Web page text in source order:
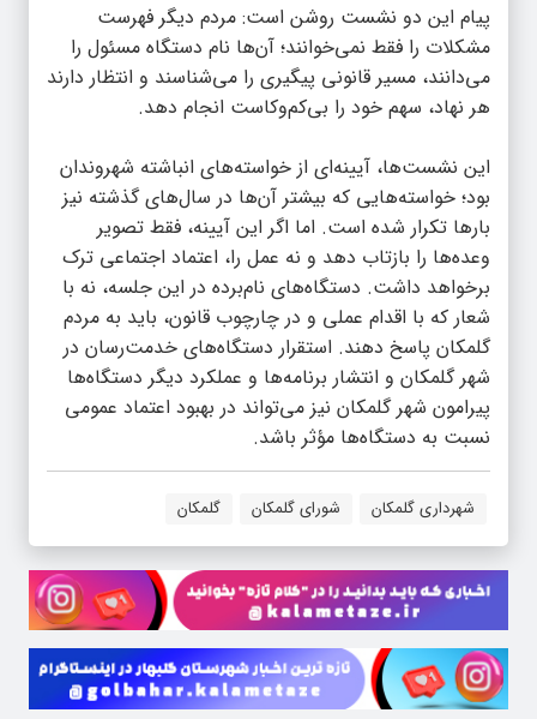
پیام این دو نشست روشن است: مردم دیگر فهرست
مشکلات را فقط نمی‌خوانند؛ آن‌ها نام دستگاه مسئول را
می‌دانند، مسیر قانونی پیگیری را می‌شناسند و انتظار دارند
هر نهاد، سهم خود را بی‌کم‌وکاست انجام دهد.
این نشست‌ها، آیینه‌ای از خواسته‌های انباشته شهروندان
بود؛ خواسته‌هایی که بیشتر آن‌ها در سال‌های گذشته نیز
بارها تکرار شده است. اما اگر این آیینه، فقط تصویر
وعده‌ها را بازتاب دهد و نه عمل را، اعتماد اجتماعی ترک
برخواهد داشت. دستگاه‌های نام‌برده در این جلسه، نه با
شعار که با اقدام عملی و در چارچوب قانون، باید به مردم
گلمکان پاسخ دهند. استقرار دستگاه‌های خدمت‌رسان در
شهر گلمکان و انتشار برنامه‌ها و عملکرد دیگر دستگاه‌ها
پیرامون شهر گلمکان نیز می‌تواند در بهبود اعتماد عمومی
نسبت به دستگاه‌ها مؤثر باشد.
شهرداری گلمکان شورای گلمکان گلمکان